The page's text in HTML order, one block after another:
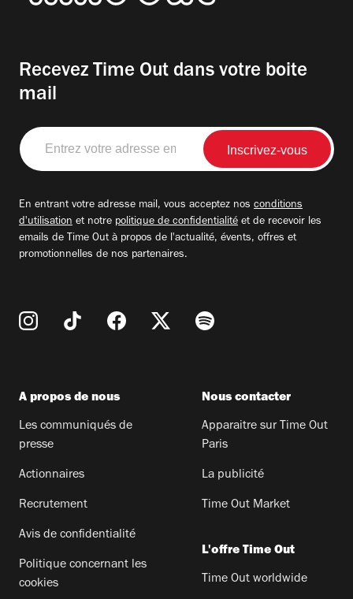
Recevez Time Out dans votre boite
mail
Entrez
votre
adresse
En entrant votre adresse mail, vous acceptez nos conditions
d'utilisation et notre politique de confidentialité et de recevoir les
emails de Time Out à propos de l'actualité, évents, offres et
promotionnelles de nos partenaires.
A propos de nous
Les communiqués de
presse
Actionnaires
Recrutement
Avis de confidentialité
Politique concernant les
cookies
Nous contacter
Apparaitre sur Time Out
Paris
La publicité
Time Out Market
L'offre Time Out
Time Out worldwide